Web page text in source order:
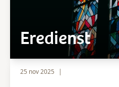
Eredienst
25 nov 2025 |